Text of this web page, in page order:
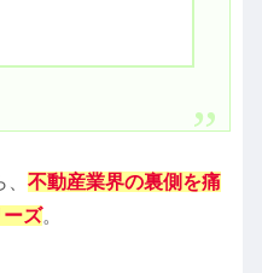
不動産業界の裏側を痛
ズ。